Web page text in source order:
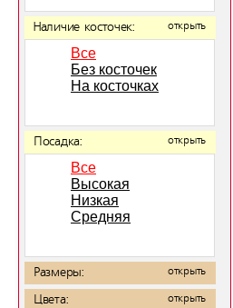
Наличие косточек: открыть
Все
Без косточек
На косточках
Посадка: открыть
Все
Высокая
Низкая
Средняя
Размеры: открыть
Цвета: открыть